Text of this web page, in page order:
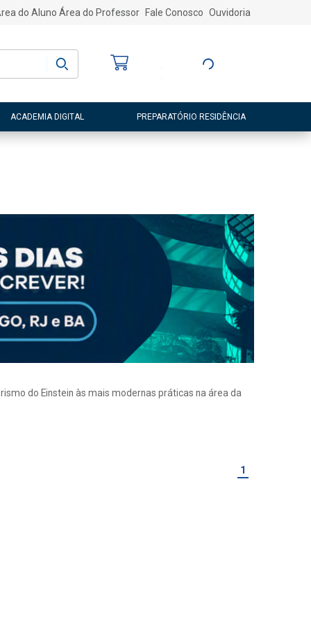
do Aluno Área do Professor Fale Conosco Ouvidoria
Entre ou Cadastre-
ACADEMIA DIGITAL PREPARATÓRIO RESIDÊNCIA
do Einstein às mais modernas práticas na área da
1